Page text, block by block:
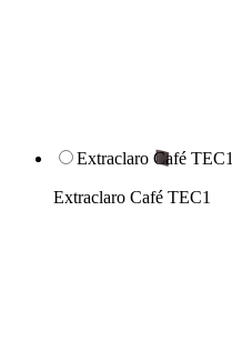
Extraclaro Café TEC1
Extraclaro Café TEC1